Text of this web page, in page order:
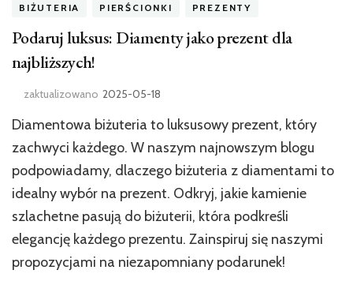
BIŻUTERIA PIERŚCIONKI PREZENTY
Podaruj luksus: Diamenty jako prezent dla
najbliższych!
zaktualizowano 2025-05-18
Diamentowa biżuteria to luksusowy prezent, który
zachwyci każdego. W naszym najnowszym blogu
podpowiadamy, dlaczego biżuteria z diamentami to
idealny wybór na prezent. Odkryj, jakie kamienie
szlachetne pasują do biżuterii, która podkreśli
elegancję każdego prezentu. Zainspiruj się naszymi
propozycjami na niezapomniany podarunek!